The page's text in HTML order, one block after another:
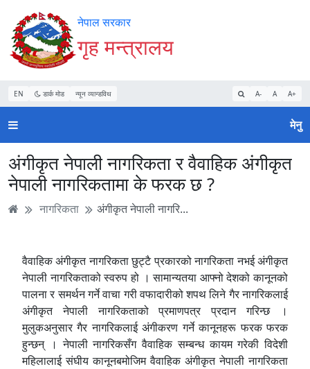
Accessibility
Mode
सुरु
गर्नुहोस्
सामाग्री
पढ्नुहाेस्
नेभिगेसन
पढ्नुहाेस्
वेबसाइट
खोजमा
जानुहोस्
नेपाल सरकार
गृह मन्त्रालय
EN डार्क मोड न्यून व्यान्डविथ A- A A+
मेनु
अंगीकृत नेपाली नागरिकता र वैवाहिक अंगीकृत
नेपाली नागरिकतामा के फरक छ ?
नागरिकता अंगीकृत नेपाली नागरि...
वैवाहिक अंगीकृत नागरिकता छुट्टै प्रकारको नागरिकता नभई अंगीकृत
नेपाली नागरिकताको स्वरुप हो । सामान्यतया आफ्नो देशको कानूनको
पालना र समर्थन गर्ने वाचा गरी वफादारीको शपथ लिने गैर नागरिकलाई
अंगीकृत नेपाली नागरिकताको प्रमाणपत्र प्रदान गरिन्छ ।
मुलुकअनुसार गैर नागरिकलाई अंगीकरण गर्ने कानूनहरू फरक फरक
हुन्छन् । नेपाली नागरिकसँग वैवाहिक सम्बन्ध कायम गरेकी विदेशी
महिलालाई संघीय कानूनबमोजिम वैवाहिक अंगीकृत नेपाली नागरिकता